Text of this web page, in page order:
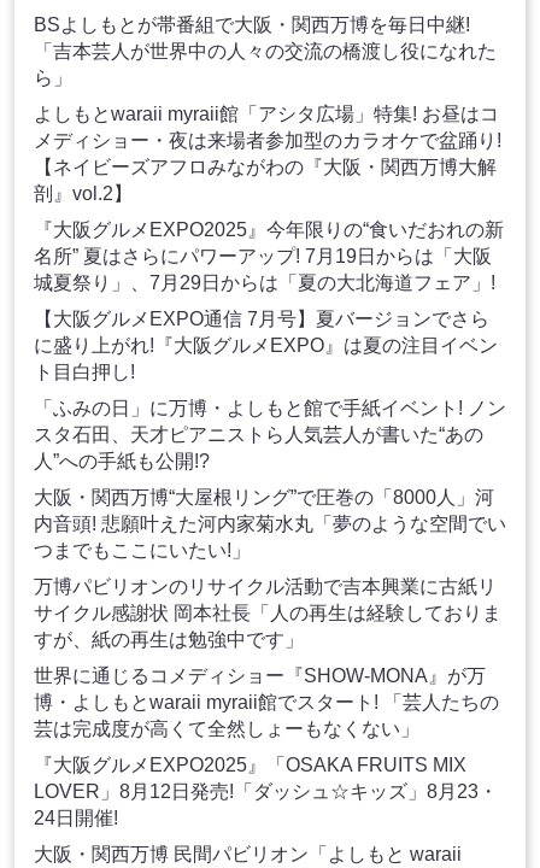
BSよしもとが帯番組で大阪・関西万博を毎日中継!
「吉本芸人が世界中の人々の交流の橋渡し役になれた
ら」
よしもとwaraii myraii館「アシタ広場」特集! お昼はコ
メディショー・夜は来場者参加型のカラオケで盆踊り!
【ネイビーズアフロみながわの『大阪・関西万博大解
剖』vol.2】
『大阪グルメEXPO2025』今年限りの“食いだおれの新
名所” 夏はさらにパワーアップ! 7月19日からは「大阪
城夏祭り」、7月29日からは「夏の大北海道フェア」!
【大阪グルメEXPO通信 7月号】夏バージョンでさら
に盛り上がれ!『大阪グルメEXPO』は夏の注目イベン
ト目白押し!
「ふみの日」に万博・よしもと館で手紙イベント! ノン
スタ石田、天才ピアニストら人気芸人が書いた“あの
人”への手紙も公開!?
大阪・関西万博“大屋根リング”で圧巻の「8000人」河
内音頭! 悲願叶えた河内家菊水丸「夢のような空間でい
つまでもここにいたい!」
万博パビリオンのリサイクル活動で吉本興業に古紙リ
サイクル感謝状 岡本社長「人の再生は経験しておりま
すが、紙の再生は勉強中です」
世界に通じるコメディショー『SHOW-MONA』が万
博・よしもとwaraii myraii館でスタート! 「芸人たちの
芸は完成度が高くて全然しょーもなくない」
『大阪グルメEXPO2025』「OSAKA FRUITS MIX
LOVER」8月12日発売!「ダッシュ☆キッズ」8月23・
24日開催!
大阪・関西万博 民間パビリオン「よしもと waraii